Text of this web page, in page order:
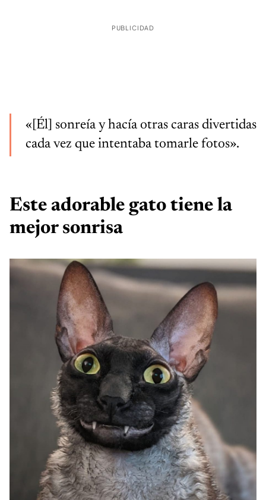
PUBLICIDAD
«[Él] sonreía y hacía otras caras divertidas
cada vez que intentaba tomarle fotos».
Este adorable gato tiene la
mejor sonrisa